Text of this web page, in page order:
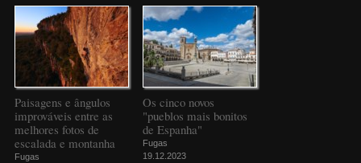
Paisagens e ângulos
improváveis entre as
melhores fotos de
escalada e montanha
Fugas
Os cinco novos
"pueblos mais bonitos
de Espanha"
Fugas
19.12.2023